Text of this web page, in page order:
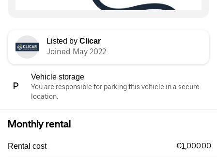
Listed by Clicar
Joined May 2022
Vehicle storage
You are responsible for parking this vehicle in a secure
location.
Monthly rental
Rental cost €1,000.00